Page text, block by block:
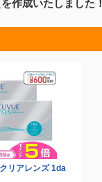
を作成いたしました！